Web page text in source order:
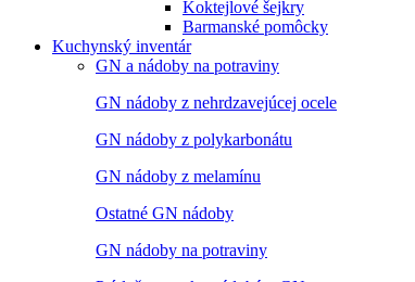
Koktejlové šejkry
Barmanské pomôcky
Kuchynský inventár
GN a nádoby na potraviny
GN nádoby z nehrdzavejúcej ocele
GN nádoby z polykarbonátu
GN nádoby z melamínu
Ostatné GN nádoby
GN nádoby na potraviny